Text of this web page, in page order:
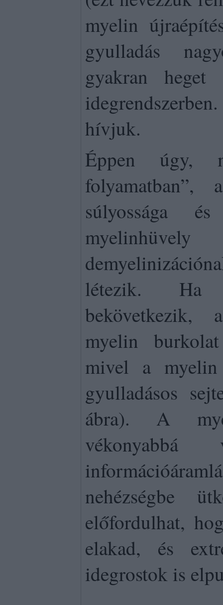
myelin
gyulladás
gyakran
hívjuk.
Éppen úgy,
folyamatban”,
súlyossága
létezik. Ha
bekövetkezik,
myelin
mivel a myelin
gyulladásos
ábra). A
nehézségbe
előfordulhat,
elakad, és
idegrostok is